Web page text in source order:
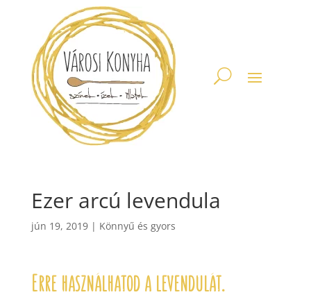
Ezer arcú levendula
jún 19, 2019| Könnyű és gyors
Erre használhatod a levendulát.